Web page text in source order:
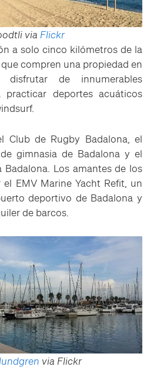
via Flickr
a solo cinco kilómetros de la
compren una propiedad en
disfrutar de innumerables
practicar deportes acuáticos
Club de Rugby Badalona, ​​el
gimnasia de Badalona y el
Los amantes de los
EMV Marine Yacht Refit, un
deportivo de Badalona y
de barcos.
via Flickr